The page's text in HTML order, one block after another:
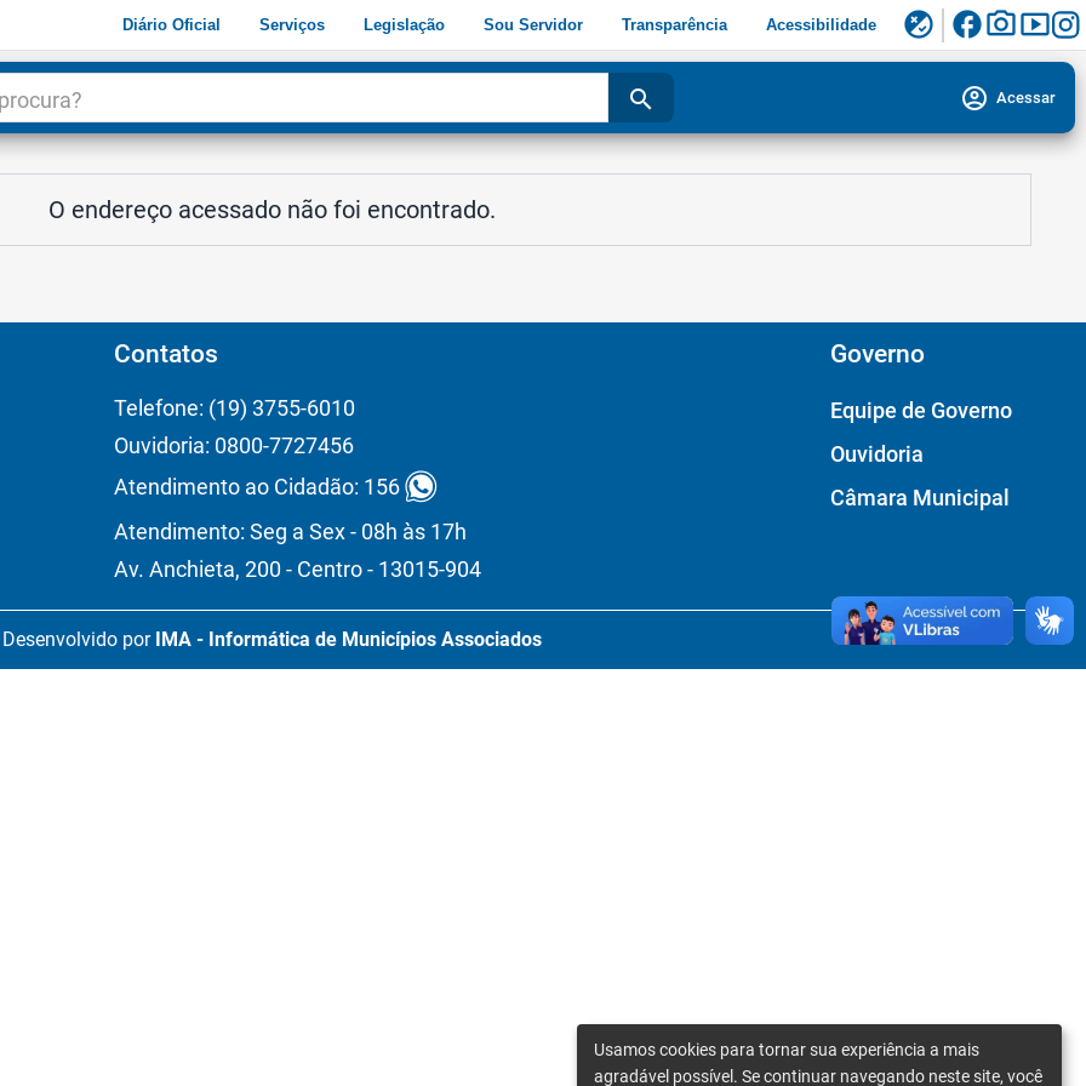
Diário Oficial Serviços Legislação Sou Servidor Transparência Acessibilidade flaky facebookphoto_camerasmart_display
search account_circle Acessar
O endereço acessado não foi encontrado.
Contatos
Telefone: (19) 3755-6010
Ouvidoria: 0800-7727456
Atendimento ao Cidadão: 156
Atendimento: Seg a Sex - 08h às 17h
Av. Anchieta, 200 - Centro - 13015-904
Governo
Equipe de Governo
Ouvidoria
Câmara Municipal
Desenvolvido por IMA - Informática de Municípios Associados
Usamos cookies para tornar sua experiência a mais
agradável possível. Se continuar navegando neste site, você